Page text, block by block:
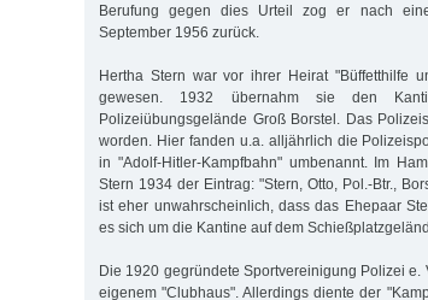
Berufung gegen dies Urteil zog er nach
September 1956 zurück.
Hertha Stern war vor ihrer Heirat "Büffetthilfe
gewesen. 1932 übernahm sie den
Polizeiübungsgelände Groß Borstel. Das
worden. Hier fanden u.a. alljährlich die
in "Adolf-Hitler-Kampfbahn" umbenannt. Im
Stern 1934 der Eintrag: "Stern, Otto, Pol.-Btr.,
ist eher unwahrscheinlich, dass das Ehepaar
es sich um die Kantine auf dem
Die 1920 gegründete Sportvereinigung Polizei e.
eigenem "Clubhaus". Allerdings diente der